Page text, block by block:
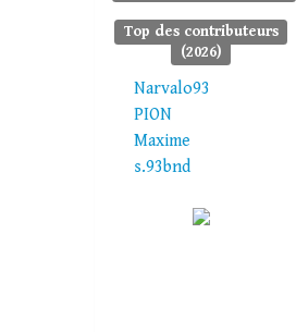
Top des contributeurs
(2026)
Narvalo93
PION
Maxime
s.93bnd